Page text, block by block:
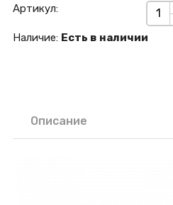
Артикул:
Наличие: Есть в наличии
Описание